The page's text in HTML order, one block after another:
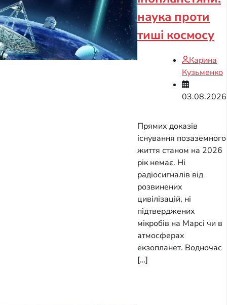
наука проти
тиші космосу
Карина
Кузьменко
03.08.2026
Прямих доказів
існування позаземного
життя станом на 2026
рік немає. Ні
радіосигналів від
розвинених
цивілізацій, ні
підтверджених
мікробів на Марсі чи в
атмосферах
екзопланет. Водночас
[…]